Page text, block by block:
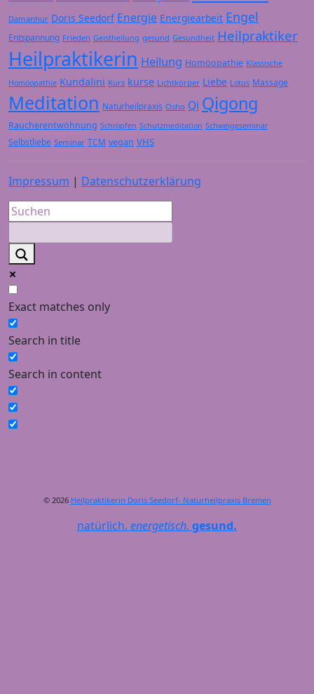
Damanhur Doris Seedorf Energie Energiearbeit Engel
Entspannung Frieden Geistheilung gesund Gesundheit Heilpraktiker
Heilpraktikerin Heilung Homöopathie Klassische
Homöopathie Kundalini Kurs kurse Lichtkörper Liebe Lotus Massage
Meditation Naturheilpraxis Osho Qi Qigong
Raucherentwöhnung Schröpfen Schutzmeditation Schweigeseminar
Selbstliebe Seminar TCM vegan VHS
Impressum | Datenschutzerklärung
Exact matches only
Search in title
Search in content
© 2026 Heilpraktikerin Doris Seedorf- Naturheilpraxis Bremen
natürlich. energetisch. gesund.